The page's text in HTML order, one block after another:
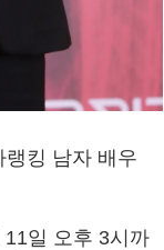
킹 남자 배우
일 오후 3시까